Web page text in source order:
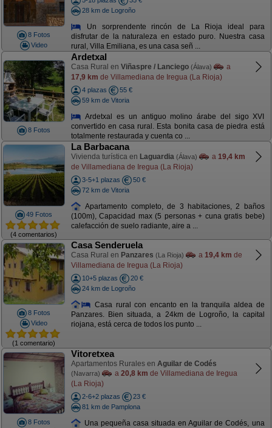
8 Fotos
Video
28 km de Logroño
Un sorprendente rincón de La Rioja ideal para
disfrutar de la naturaleza en estado puro. Nuestra casa
rural, Villa Emiliana, es una casa señ ...
8 Fotos
Ardetxal
Casa Rural en Viñaspre / Lanciego (Álava)
a
17,9 km de Villamediana de Iregua (La Rioja)
4 plazas
55 €
59 km de Vitoria
Ardetxal es un antiguo molino árabe del sigo XVI
convertido en casa rural. Esta bonita casa de piedra está
totalmente restaurada y cuenta co ...
49 Fotos
(4 comentarios)
La Barbacana
Vivienda turística en Laguardia (Álava) a 19,4 km
de Villamediana de Iregua (La Rioja)
3-5+1 plazas
50 €
72 km de Vitoria
Apartamento completo, de 3 habitaciones, 2 baños
(100m), Capacidad max (5 personas + cuna gratis bebe)
calefacción de suelo radiante, aire a ...
8 Fotos
Video
(1 comentario)
Casa Senderuela
Casa Rural en Panzares (La Rioja) a 19,4 km de
Villamediana de Iregua (La Rioja)
10+5 plazas
20 €
24 km de Logroño
Casa rural con encanto en la tranquila aldea de
Panzares. Bien situada, a 24km de Logroño, la capital
riojana, está cerca de todos los punto ...
8 Fotos
Vitoretxea
Apartamentos Rurales en Aguilar de Codés
(Navarra) a 20,8 km de Villamediana de Iregua
(La Rioja)
2-6+2 plazas
23 €
81 km de Pamplona
Una pequeña casa situada en Aguilar de Codés, una